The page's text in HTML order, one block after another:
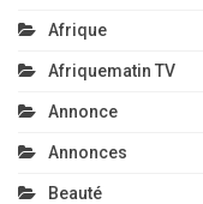
Afrique
Afriquematin TV
Annonce
Annonces
Beauté